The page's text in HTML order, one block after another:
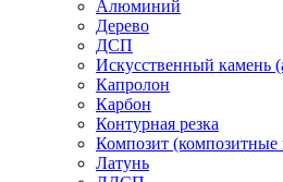
Алюминий
Дерево
ДСП
Искусственный камень
Капролон
Карбон
Контурная резка
Композит
Латунь